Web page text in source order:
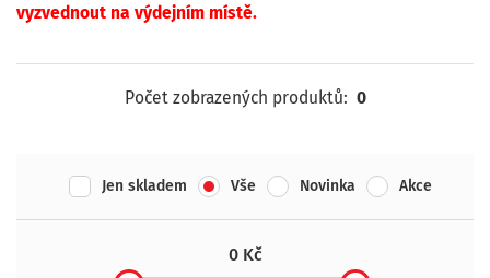
vyzvednout na výdejním místě.
Počet zobrazených produktů: 0
Jen skladem Vše Novinka Akce
0 Kč